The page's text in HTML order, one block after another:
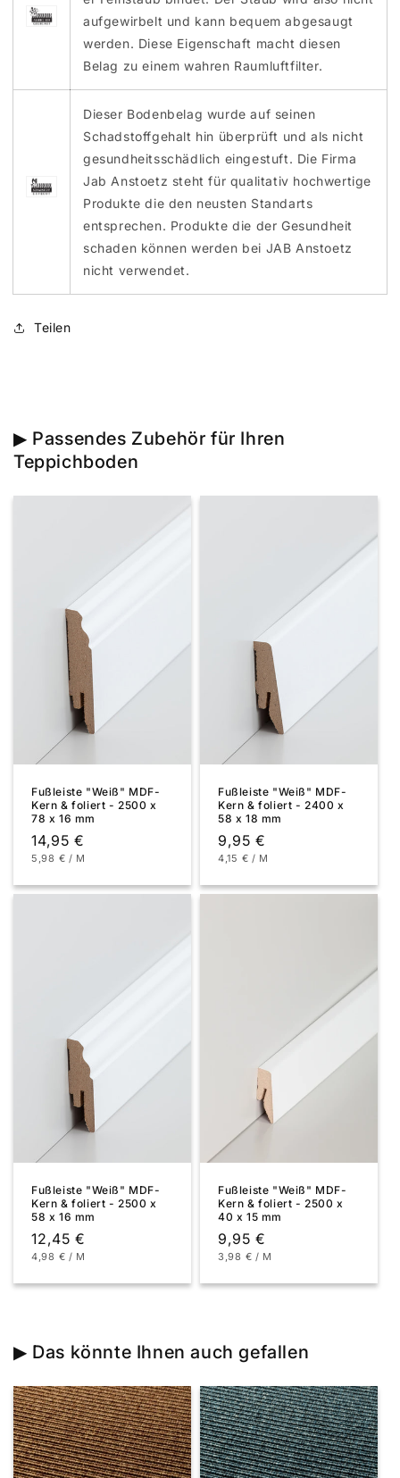
aufgewirbelt und kann bequem abgesaugt
werden. Diese Eigenschaft macht diesen
Belag zu einem wahren Raumluftfilter.
Dieser Bodenbelag wurde auf seinen
Schadstoffgehalt hin überprüft und als nicht
gesundheitsschädlich eingestuft. Die Firma
Jab Anstoetz steht für qualitativ hochwertige
Produkte die den neusten Standarts
entsprechen. Produkte die der Gesundheit
schaden können werden bei JAB Anstoetz
nicht verwendet.
Teilen
▶ Passendes Zubehör für Ihren
Teppichboden
Fußleiste "Weiß" MDF-
Kern & foliert - 2500 x
78 x 16 mm
Normaler
Preis
14,95 €
GRUNDPREIS
5,98 € / PRO
M
Fußleiste "Weiß" MDF-
Kern & foliert - 2400 x
58 x 18 mm
Normaler
Preis
9,95 €
GRUNDPREIS
4,15 € / PRO
M
Fußleiste "Weiß" MDF-
Kern & foliert - 2500 x
58 x 16 mm
Normaler
Preis
12,45 €
GRUNDPREIS
4,98 € / PRO
M
Fußleiste "Weiß" MDF-
Kern & foliert - 2500 x
40 x 15 mm
Normaler
Preis
9,95 €
GRUNDPREIS
3,98 € / PRO
M
▶ Das könnte Ihnen auch gefallen